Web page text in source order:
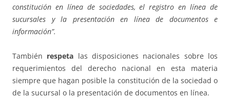
constitución en línea de sociedades, el registro en línea de
sucursales y la presentación en línea de documentos e
información”.
También respeta las disposiciones nacionales sobre los
requerimientos del derecho nacional en esta materia
siempre que hagan posible la constitución de la sociedad o
de la sucursal o la presentación de documentos en línea.